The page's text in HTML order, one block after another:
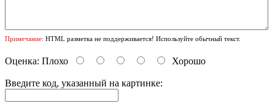
Примечание: HTML разметка не поддерживается! Используйте обычный текст.
Оценка: Плохо Хорошо
Введите код, указанный на картинке: